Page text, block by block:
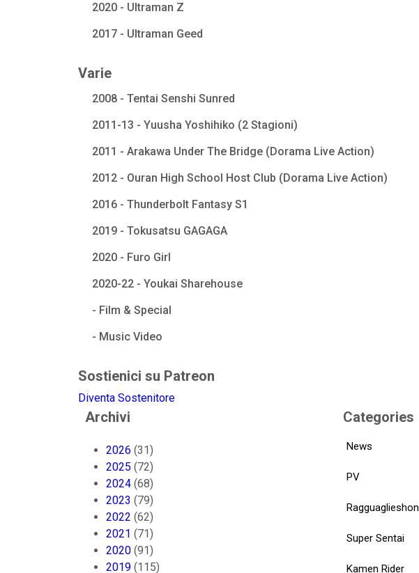
2020 - Ultraman Z
2017 - Ultraman Geed
Varie
2008 - Tentai Senshi Sunred
2011-13 - Yuusha Yoshihiko (2 Stagioni)
2011 - Arakawa Under The Bridge (Dorama Live Action)
2012 - Ouran High School Host Club (Dorama Live Action)
2016 - Thunderbolt Fantasy S1
2019 - Tokusatsu GAGAGA
2020 - Furo Girl
2020-22 - Youkai Sharehouse
- Film & Special
- Music Video
Sostienici su Patreon
Diventa Sostenitore
Archivi
2026 (31)
2025 (72)
2024 (68)
2023 (79)
2022 (62)
2021 (71)
2020 (91)
2019 (115)
Categories
News
PV
Ragguaglieshon
Super Sentai
Kamen Rider